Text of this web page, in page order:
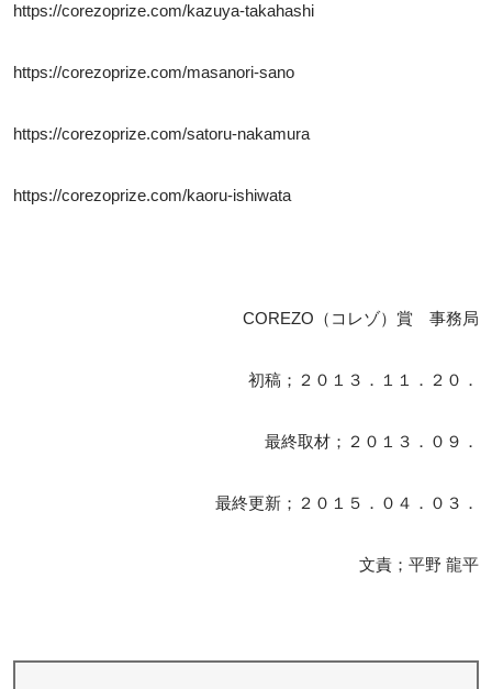
https://corezoprize.com/kazuya-takahashi
https://corezoprize.com/masanori-sano
https://corezoprize.com/satoru-nakamura
https://corezoprize.com/kaoru-ishiwata
COREZO（コレゾ）賞 事務局
初稿；２０１３．１１．２０．
最終取材；２０１３．０９．
最終更新；２０１５．０４．０３．
文責；平野 龍平